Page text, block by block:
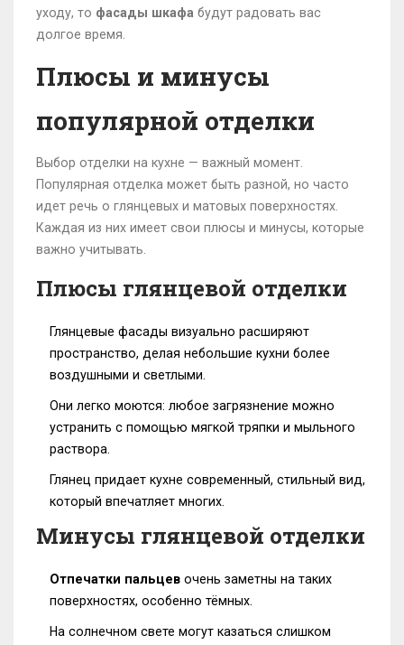
уходу, то фасады шкафа будут радовать вас
долгое время.
Плюсы и минусы
популярной отделки
Выбор отделки на кухне — важный момент.
Популярная отделка может быть разной, но часто
идет речь о глянцевых и матовых поверхностях.
Каждая из них имеет свои плюсы и минусы, которые
важно учитывать.
Плюсы глянцевой отделки
Глянцевые фасады визуально расширяют
пространство, делая небольшие кухни более
воздушными и светлыми.
Они легко моются: любое загрязнение можно
устранить с помощью мягкой тряпки и мыльного
раствора.
Глянец придает кухне современный, стильный вид,
который впечатляет многих.
Минусы глянцевой отделки
Отпечатки пальцев очень заметны на таких
поверхностях, особенно тёмных.
На солнечном свете могут казаться слишком